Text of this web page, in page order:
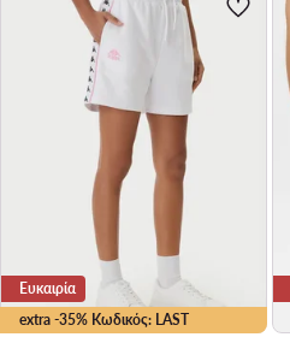
extra -35% Κωδικός: LAST
Ευκαιρία